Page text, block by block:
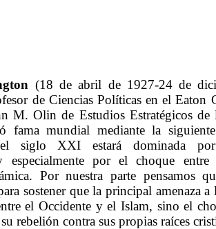
(18 de abril de 1927-24 de
de Ciencias Políticas en el Eaton
M. Olin de Estudios Estratégicos de
fama mundial mediante la
siglo XXI estará dominada
especialmente por el choque entre
Por nuestra parte pensamos
sostener que la principal amenaza
el Occidente y el Islam, sino el
rebelión contra sus propias raíces